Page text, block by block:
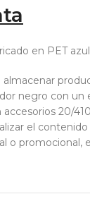
en PET
negro con un
20/
el
o